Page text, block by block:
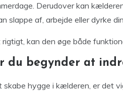
Derudover kan
slappe af, arbejde eller dyrke
kan den øge både
du begynder at
skabe hygge i kælderen, er det